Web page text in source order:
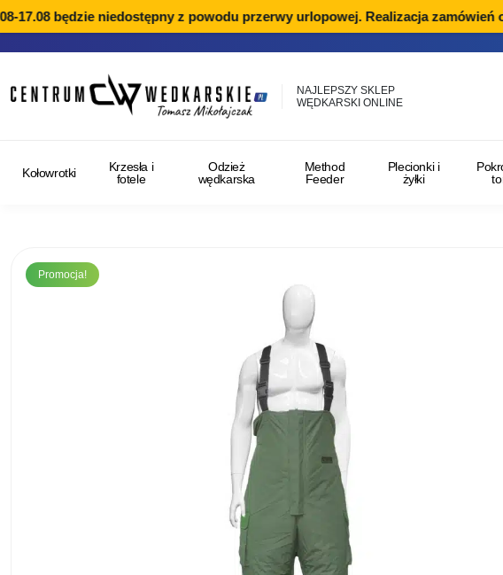
17.08 będzie niedostępny z powodu przerwy urlopowej. Realizacja zamówień
NAJLEPSZY SKLEP
WĘDKARSKI ONLINE
Kołowrotki
Krzesła i
fotele
Odzież
wędkarska
Method
Feeder
Plecionki i
żyłki
Promocja!